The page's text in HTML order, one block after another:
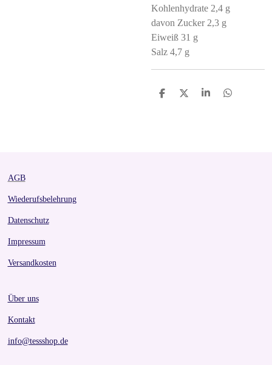
Kohlenhydrate 2,4 g
davon Zucker 2,3 g
Eiweiß 31 g
Salz 4,7 g
S
S
S
S
AGB
Wiederufsbelehrung
Datenschutz
Impressum
Versandkosten
Über uns
Kontakt
info@tessshop.de